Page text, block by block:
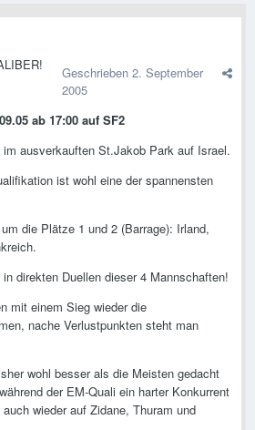
Geschrieben 2. September
2005
ab 17:00 auf SF2
ausverkauften St.Jakob Park auf Israel.
ist wohl eine der spannensten
die Plätze 1 und 2 (Barrage): Irland,
direkten Duellen dieser 4 Mannschaften!
mit einem Sieg wieder die
nache Verlustpunkten steht man
wohl besser als die Meisten gedacht
der EM-Quali ein harter Konkurrent
wieder auf Zidane, Thuram und